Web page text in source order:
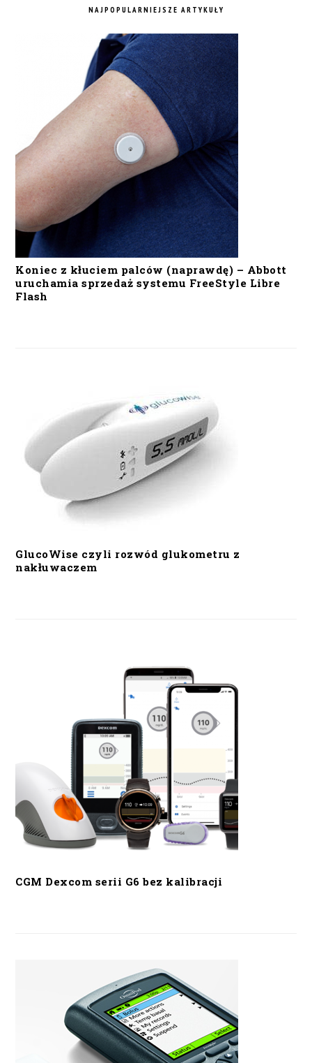
NAJPOPULARNIEJSZE ARTYKUŁY
Koniec z kłuciem palców (naprawdę) – Abbott
uruchamia sprzedaż systemu FreeStyle Libre
Flash
GlucoWise czyli rozwód glukometru z
nakłuwaczem
CGM Dexcom serii G6 bez kalibracji